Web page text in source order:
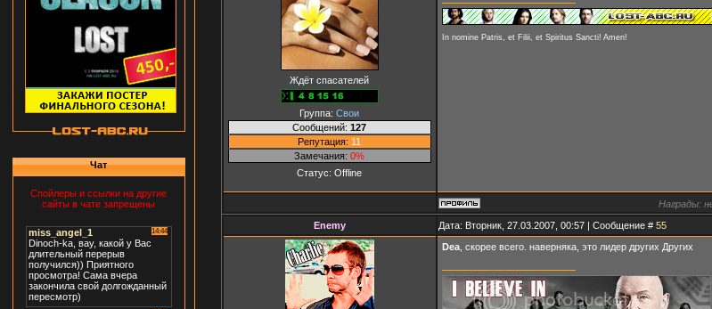
Чат
Спойлеры и ссылки на другие
сайты в чате запрещены
Ждёт спасателей
Группа: Свои
Сообщений: 127
Репутация: 11
Замечания: 0%
Статус: Offline
In nomine Patris, et Filii, et Spiritus Sancti! Amen!
Награды:
Enemy Дата: Вторник, 27.03.2007, 00:57 | Сообщение # 55
Dea, скорее всего. наверняка, это лидер других Других